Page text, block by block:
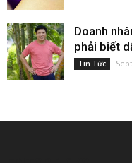
Doanh
phải biết
Tin Tức